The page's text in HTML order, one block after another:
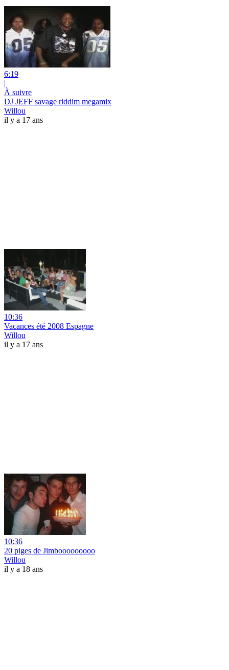
6:19
|
À suivre
DJ JEFF savage riddim megamix
Willou
il y a 17 ans
10:36
Vacances été 2008 Espagne
Willou
il y a 17 ans
10:36
20 piges de Jimbooooooooo
Willou
il y a 18 ans